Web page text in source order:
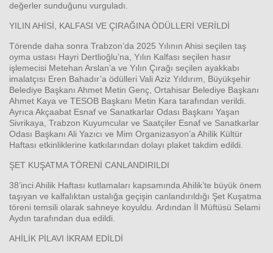
değerler sunduğunu vurguladı.
YILIN AHİSİ, KALFASI VE ÇIRAĞINA ÖDÜLLERİ VERİLDİ
Törende daha sonra Trabzon’da 2025 Yılının Ahisi seçilen taş
oyma ustası Hayri Dertlioğlu’na, Yılın Kalfası seçilen hasır
işlemecisi Metehan Arslan’a ve Yılın Çırağı seçilen ayakkabı
imalatçısı Eren Bahadır’a ödülleri Vali Aziz Yıldırım, Büyükşehir
Belediye Başkanı Ahmet Metin Genç, Ortahisar Belediye Başkanı
Ahmet Kaya ve TESOB Başkanı Metin Kara tarafından verildi.
Ayrıca Akçaabat Esnaf ve Sanatkarlar Odası Başkanı Yaşan
Sivrikaya, Trabzon Kuyumcular ve Saatçiler Esnaf ve Sanatkarlar
Odası Başkanı Ali Yazıcı ve Mim Organizasyon’a Ahilik Kültür
Haftası etkinliklerine katkılarından dolayı plaket takdim edildi.
ŞET KUŞATMA TÖRENİ CANLANDIRILDI
38’inci Ahilik Haftası kutlamaları kapsamında Ahilik’te büyük önem
taşıyan ve kalfalıktan ustalığa geçişin canlandırıldığı Şet Kuşatma
töreni temsili olarak sahneye koyuldu. Ardından İl Müftüsü Selami
Aydın tarafından dua edildi.
AHİLİK PİLAVI İKRAM EDİLDİ